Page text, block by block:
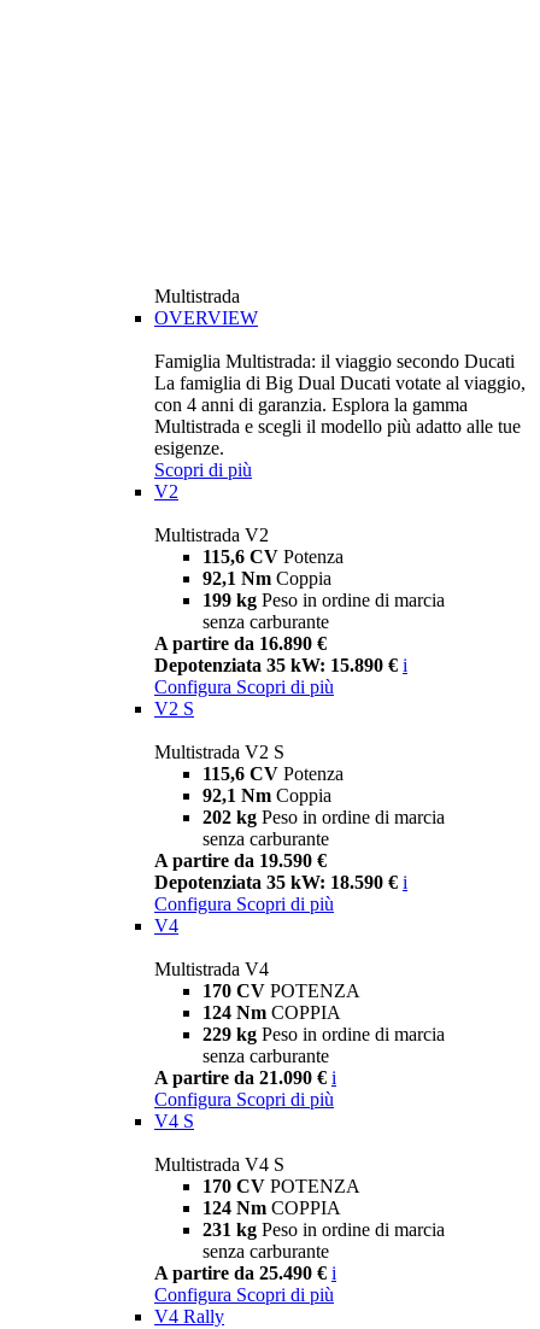
Multistrada
OVERVIEW
Famiglia Multistrada: il viaggio secondo Ducati
La famiglia di Big Dual Ducati votate al viaggio,
con 4 anni di garanzia. Esplora la gamma
Multistrada e scegli il modello più adatto alle tue
esigenze.
Scopri di più
V2
Multistrada V2
115,6 CV Potenza
92,1 Nm Coppia
199 kg Peso in ordine di marcia
senza carburante
A partire da 16.890 €
Depotenziata 35 kW: 15.890 € i
Configura Scopri di più
V2 S
Multistrada V2 S
115,6 CV Potenza
92,1 Nm Coppia
202 kg Peso in ordine di marcia
senza carburante
A partire da 19.590 €
Depotenziata 35 kW: 18.590 € i
Configura Scopri di più
V4
Multistrada V4
170 CV POTENZA
124 Nm COPPIA
229 kg Peso in ordine di marcia
senza carburante
A partire da 21.090 € i
Configura Scopri di più
V4 S
Multistrada V4 S
170 CV POTENZA
124 Nm COPPIA
231 kg Peso in ordine di marcia
senza carburante
A partire da 25.490 € i
Configura Scopri di più
V4 Rally